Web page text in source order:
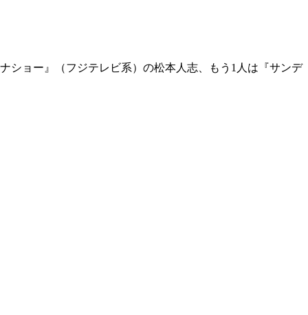
ショー』（フジテレビ系）の松本人志、もう1人は『サンデ